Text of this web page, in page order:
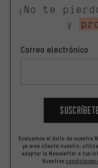
¡No te
y
Correo electrónico
Evaluamos el éxito de nuestra
ya eres cliente nuestro,
adaptar la Newsletter a tus
Nuestras condiciones